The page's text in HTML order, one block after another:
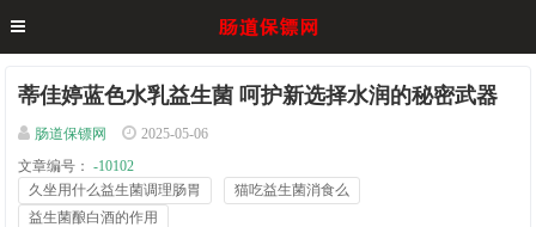
蒂佳婷蓝色水乳益生菌 呵护新选择水润的秘密武器
肠道保镖网
2025-05-06
文章编号：
-10102
久坐用什么益生菌调理肠胃
猫吃益生菌消食么
益生菌酿白酒的作用